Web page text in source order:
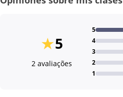
5
★
2 avaliações
1
2
3
4
5